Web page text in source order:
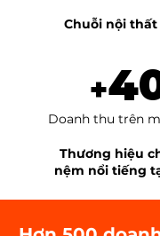
Chuỗi nội
+
Doanh thu trên
Thương hiệu
nệm nổi tiếng